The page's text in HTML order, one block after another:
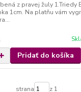
z pravej žuly 1.Triedy
1cm. Na platňu vám
Pridať do košíka
strana z 1